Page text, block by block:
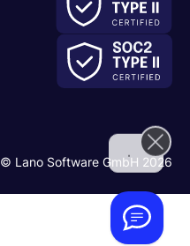
© Lano Software GmbH 2026